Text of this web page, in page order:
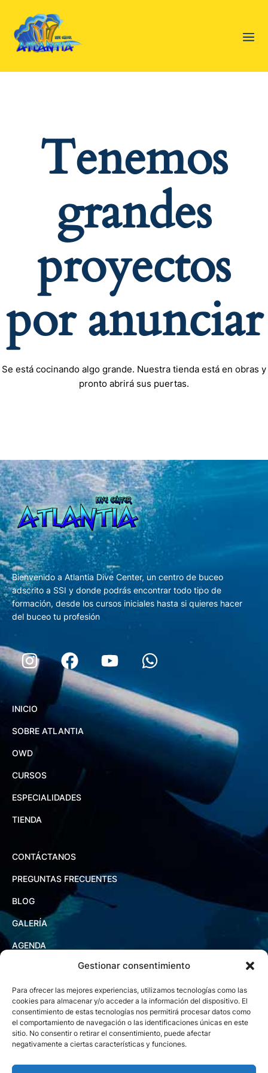
Gestionar consentimiento
Para ofrecer las mejores experiencias, utilizamos tecnologías como las
cookies para almacenar y/o acceder a la información del dispositivo. El
consentimiento de estas tecnologías nos permitirá procesar datos como
el comportamiento de navegación o las identificaciones únicas en este
sitio. No consentir o retirar el consentimiento, puede afectar
negativamente a ciertas características y funciones.
Tenemos
grandes
proyectos
por anunciar
Se está cocinando algo grande. Nuestra tienda está en obras y
pronto abrirá sus puertas.
Bienvenido a Atlantia Dive Center, un centro de buceo
adscrito a SSI y donde podrás encontrar todo tipo de
formación, desde los cursos iniciales hasta si quieres hacer
del buceo tu profesión
INICIO
SOBRE ATLANTIA
OWD
CURSOS
ESPECIALIDADES
TIENDA
CONTÁCTANOS
PREGUNTAS FRECUENTES
BLOG
GALERÍA
AGENDA